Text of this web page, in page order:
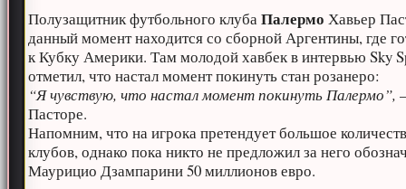
Полузащитник футбольного клубаПалермо Хавьер
данный момент находится со сборной Аргентины, где
к Кубку Америки. Там молодой хавбек в интервью Sky
отметил, что настал момент покинуть стан розанеро:
“Я чувствую, что настал момент покинуть Палермо”,
Пасторе.
Напомним, что на игрока претендует большое
клубов, однако пока никто не предложил за него
Маурицио Дзампарини 50 миллионов евро.